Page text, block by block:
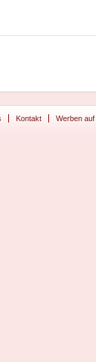
Kontakt Werben